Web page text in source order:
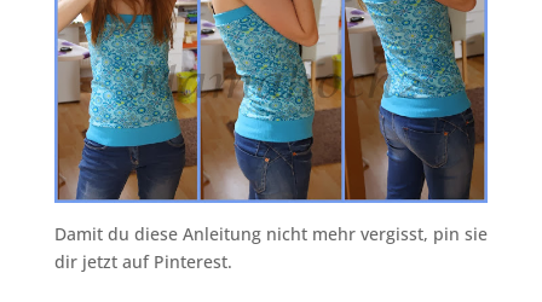
Damit du diese Anleitung nicht mehr vergisst, pin sie
dir jetzt auf Pinterest.